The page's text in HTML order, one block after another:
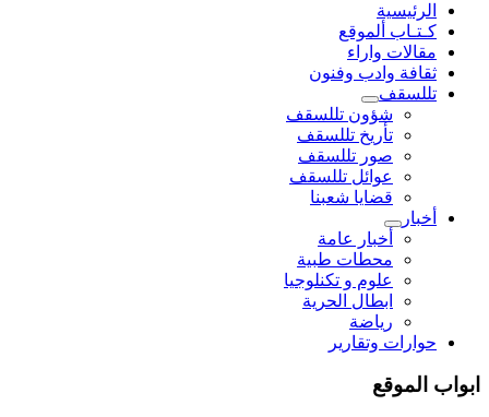
الرئيسية
كـتـاب ألموقع
مقالات واراء
ثقافة وادب وفنون
تللسقف
شؤون تللسقف
تأريخ تللسقف
صور تللسقف
عوائل تللسقف
قضايا شعبنا
أخبار
أخبار عامة
محطات طبية
علوم و تکنلوجیا
ابطال الحرية
رياضة
حوارات وتقارير
ابواب الموقع